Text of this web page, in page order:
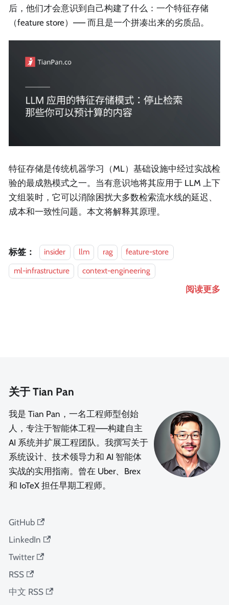
后，他们才会意识到自己构建了什么：一个特征存储
（feature store）—— 而且是一个拼凑出来的劣质品。
特征存储是传统机器学习（ML）基础设施中经过实战检
验的最成熟模式之一。当有意识地将其应用于 LLM 上下
文组装时，它可以消除困扰大多数检索流水线的延迟、
成本和一致性问题。本文将解释其原理。
标签： insider llm rag
feature-store
ml-infrastructure
context-engineering
阅读更多
关于 Tian Pan
我是 Tian Pan，一名工程师型创始
人，专注于智能体工程——构建自主
AI 系统并扩展工程团队。我撰写关于
系统设计、技术领导力和 AI 智能体
实战的实用指南。曾在 Uber、Brex
和 IoTeX 担任早期工程师。
GitHub
LinkedIn
Twitter
RSS
中文 RSS